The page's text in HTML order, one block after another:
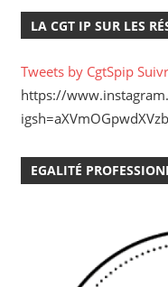
LA CGT IP SUR LES
Tweets by CgtSpip
https://
EGALITÉ